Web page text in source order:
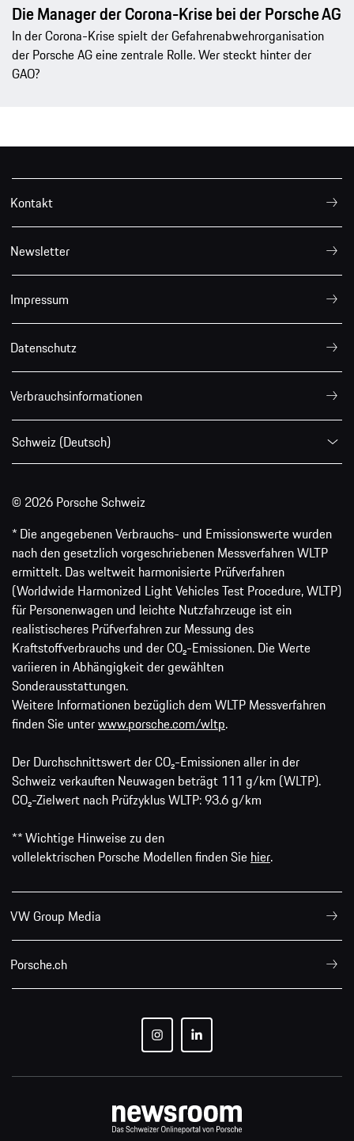
Die Manager der Corona-Krise bei der Porsche AG
In der Corona-Krise spielt der Gefahrenabwehrorganisation
der Porsche AG eine zentrale Rolle. Wer steckt hinter der
GAO?
Kontakt
Newsletter
Impressum
Datenschutz
Verbrauchsinformationen
Schweiz (Deutsch)
© 2026 Porsche Schweiz
* Die angegebenen Verbrauchs- und Emissionswerte wurden
nach den gesetzlich vorgeschriebenen Messverfahren WLTP
ermittelt. Das weltweit harmonisierte Prüfverfahren
(Worldwide Harmonized Light Vehicles Test Procedure, WLTP)
für Personenwagen und leichte Nutzfahrzeuge ist ein
realistischeres Prüfverfahren zur Messung des
Kraftstoffverbrauchs und der CO₂-Emissionen. Die Werte
variieren in Abhängigkeit der gewählten
Sonderausstattungen.
Weitere Informationen bezüglich dem WLTP Messverfahren
finden Sie unterwww.porsche.com/wltp.
Der Durchschnittswert der CO₂-Emissionen aller in der
Schweiz verkauften Neuwagen beträgt 111 g/km (WLTP).
CO₂-Zielwert nach Prüfzyklus WLTP: 93.6 g/km
** Wichtige Hinweise zu den
vollelektrischen Porsche Modellen finden Sie hier.
VW Group Media
Porsche.ch